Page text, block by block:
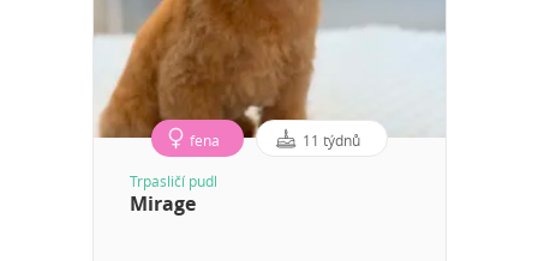
fena 11 týdnů
Trpasličí pudl
Mirage